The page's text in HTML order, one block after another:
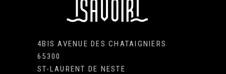
4BIS AVENUE DES CHATAIGNIERS
65300
ST-LAURENT DE NESTE